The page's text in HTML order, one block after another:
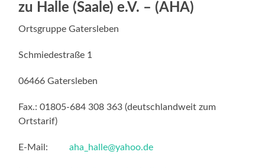
zu Halle (Saale) e.V. – (AHA)
Ortsgruppe Gatersleben
Schmiedestraße 1
06466 Gatersleben
Fax.: 01805-684 308 363 (deutschlandweit zum
Ortstarif)
E-Mail:aha_halle@yahoo.de